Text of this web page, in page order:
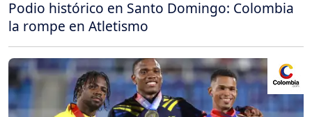
Podio histórico en Santo Domingo: Colombia
la rompe en Atletismo